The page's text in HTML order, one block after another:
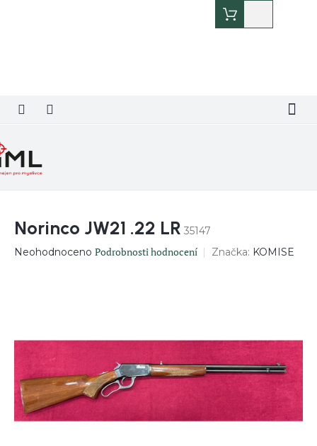
košík
Norinco JW21 .22 LR 35147
Průměrné
hvězdiček.
Neohodnoceno Podrobnosti hodnocení Značka: KOMISE